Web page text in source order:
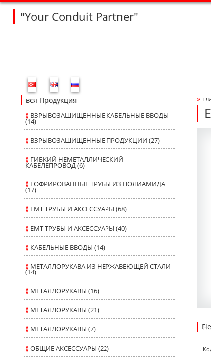
"Your Conduit Partner"
вся Продукция
⟫ ВЗРЫВОЗАЩИЩЕННЫЕ КАБЕЛЬНЫЕ ВВОДЫ
(14)
⟫ ВЗРЫВОЗАЩИЩЕННЫЕ ПРОДУКЦИИ (27)
⟫ ГИБКИЙ НЕМЕТАЛЛИЧЕСКИЙ
КАБЕЛЕПРОВОД (6)
⟫ ГОФРИРОВАННЫЕ ТРУБЫ ИЗ ПОЛИАМИДА
(17)
⟫ ЕМТ ТРУБЫ И АКСЕССУАРЫ (68)
⟫ ЕМТ ТРУБЫ И АКСЕССУАРЫ (40)
⟫ КАБЕЛЬНЫЕ ВВОДЫ (14)
⟫ МЕТАЛЛОРУКАВА ИЗ НЕРЖАВЕЮЩЕЙ СТАЛИ
(14)
⟫ МЕТАЛЛОРУКАВЫ (16)
⟫ МЕТАЛЛОРУКАВЫ (21)
⟫ МЕТАЛЛОРУКАВЫ (7)
⟫ОБЩИЕ АКСЕССУАРЫ (22)
»